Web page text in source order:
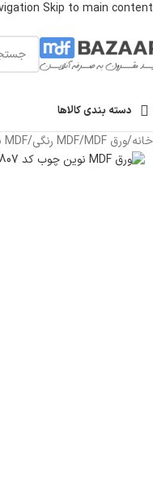
Skip to main content
دسته بندی کالاها
خانه/ورق MDF /MDF رنگی /MDF نوین چوب